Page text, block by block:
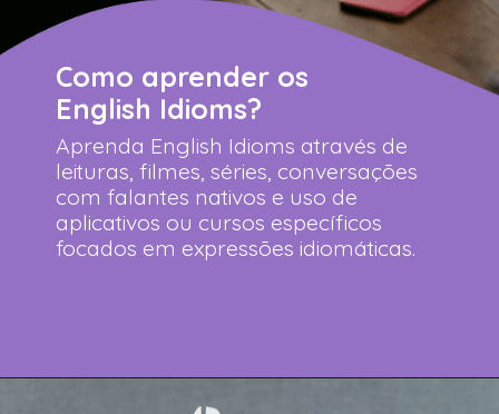
Como aprender os
English Idioms?
Aprenda English Idioms através de
leituras, filmes, séries, conversações
com falantes nativos e uso de
aplicativos ou cursos específicos
focados em expressões idiomáticas.